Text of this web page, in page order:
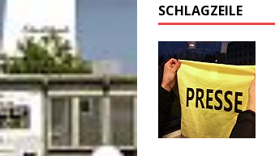
SCHLAGZEILE